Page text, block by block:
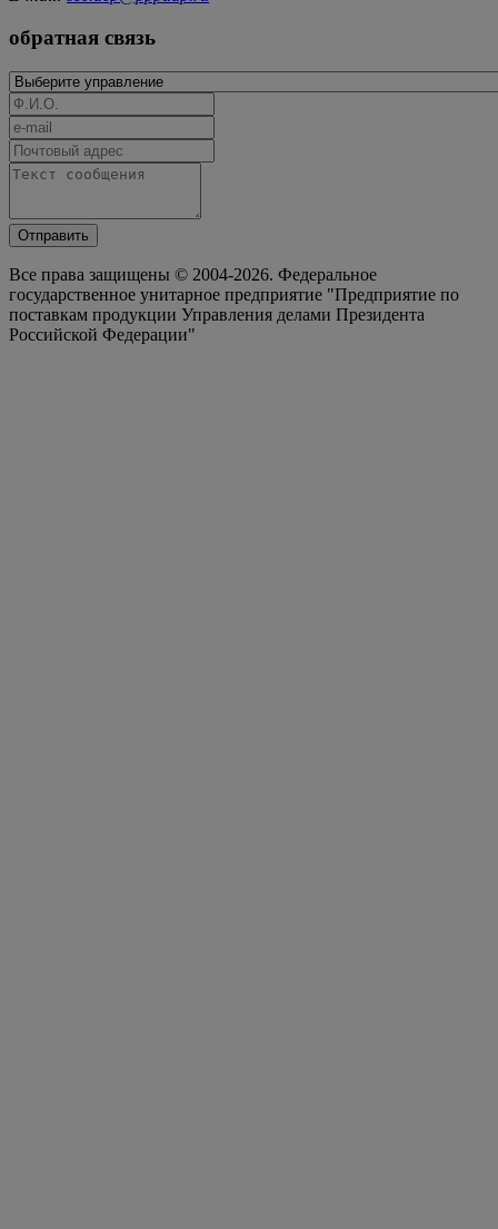
обратная связь
Отправить
Все права защищены © 2004-2026. Федеральное
государственное унитарное предприятие "Предприятие по
поставкам продукции Управления делами Президента
Российской Федерации"